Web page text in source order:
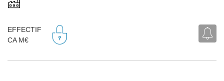
EFFECTIF
CA M€